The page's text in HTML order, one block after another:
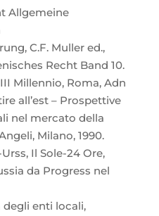
Allgemeine
C.F. Muller ed.,
Recht Band 10.
Millennio, Roma, Adn
all’est – Prospettive
nel mercato della
Milano, 1990.
Il Sole-24 Ore,
da Progress nel
enti locali,